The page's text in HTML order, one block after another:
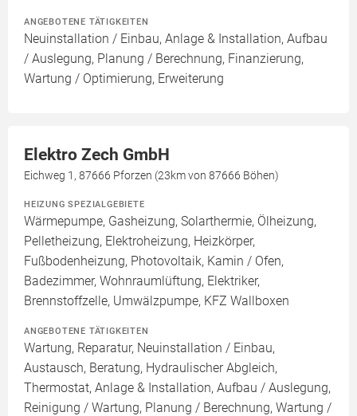
ANGEBOTENE TÄTIGKEITEN
Neuinstallation / Einbau, Anlage & Installation, Aufbau
/ Auslegung, Planung / Berechnung, Finanzierung,
Wartung / Optimierung, Erweiterung
Elektro Zech GmbH
Eichweg 1, 87666 Pforzen (23km von 87666 Böhen)
HEIZUNG SPEZIALGEBIETE
Wärmepumpe, Gasheizung, Solarthermie, Ölheizung,
Pelletheizung, Elektroheizung, Heizkörper,
Fußbodenheizung, Photovoltaik, Kamin / Ofen,
Badezimmer, Wohnraumlüftung, Elektriker,
Brennstoffzelle, Umwälzpumpe, KFZ Wallboxen
ANGEBOTENE TÄTIGKEITEN
Wartung, Reparatur, Neuinstallation / Einbau,
Austausch, Beratung, Hydraulischer Abgleich,
Thermostat, Anlage & Installation, Aufbau / Auslegung,
Reinigung / Wartung, Planung / Berechnung, Wartung /